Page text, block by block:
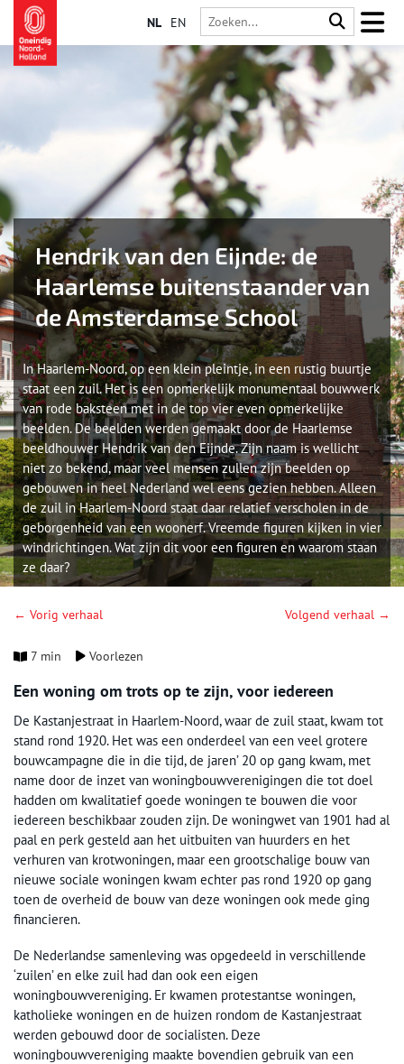
NL EN
Hendrik van den Eijnde: de
Haarlemse buitenstaander van
de Amsterdamse School
In Haarlem-Noord, op een klein pleintje, in een rustig buurtje
staat een zuil. Het is een opmerkelijk monumentaal bouwwerk
van rode baksteen met in de top vier even opmerkelijke
beelden. De beelden werden gemaakt door de Haarlemse
beeldhouwer Hendrik van den Eijnde. Zijn naam is wellicht
niet zo bekend, maar veel mensen zullen zijn beelden op
gebouwen in heel Nederland wel eens gezien hebben. Alleen
de zuil in Haarlem-Noord staat daar relatief verscholen in de
geborgenheid van een woonerf. Vreemde figuren kijken in vier
windrichtingen. Wat zijn dit voor een figuren en waarom staan
ze daar?
← Vorig verhaal Volgend verhaal →
7 min Voorlezen
Een woning om trots op te zijn, voor iedereen
De Kastanjestraat in Haarlem-Noord, waar de zuil staat, kwam tot
stand rond 1920. Het was een onderdeel van een veel grotere
bouwcampagne die in die tijd, de jaren’ 20 op gang kwam, met
name door de inzet van woningbouwverenigingen die tot doel
hadden om kwalitatief goede woningen te bouwen die voor
iedereen beschikbaar zouden zijn. De woningwet van 1901 had al
paal en perk gesteld aan het uitbuiten van huurders en het
verhuren van krotwoningen, maar een grootschalige bouw van
nieuwe sociale woningen kwam echter pas rond 1920 op gang
toen de overheid de bouw van deze woningen ook mede ging
financieren.
De Nederlandse samenleving was opgedeeld in verschillende
‘zuilen’ en elke zuil had dan ook een eigen
woningbouwvereniging. Er kwamen protestantse woningen,
katholieke woningen en de huizen rondom de Kastanjestraat
werden gebouwd door de socialisten. Deze
woningbouwvereniging maakte bovendien gebruik van een